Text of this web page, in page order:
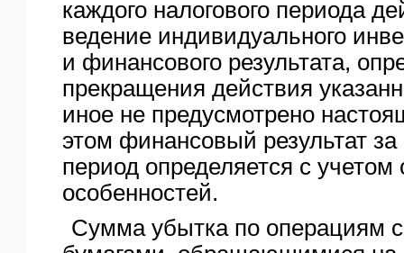
каждого налогового периода
ведение индивидуального
и финансового результата,
прекращения действия
иное не предусмотрено
этом финансовый результат
период определяется с
особенностей.
Сумма убытка по операциям